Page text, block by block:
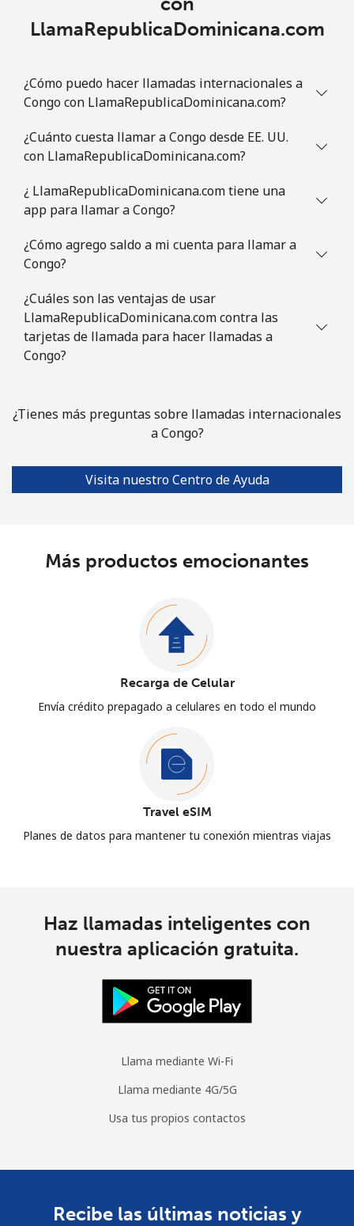
LlamaRepublicaDominicana.com
¿Cómo puedo hacer llamadas internacionales a
Congo con LlamaRepublicaDominicana.com?
¿Cuánto cuesta llamar a Congo desde EE. UU.
con LlamaRepublicaDominicana.com?
¿ LlamaRepublicaDominicana.com tiene una
app para llamar a Congo?
¿Cómo agrego saldo a mi cuenta para llamar a
Congo?
¿Cuáles son las ventajas de usar
LlamaRepublicaDominicana.com contra las
tarjetas de llamada para hacer llamadas a
Congo?
¿Tienes más preguntas sobre llamadas internacionales
a Congo?
Visita nuestro Centro de Ayuda
Más productos emocionantes
Recarga de Celular
Envía crédito prepagado a celulares en todo el mundo
Travel eSIM
Planes de datos para mantener tu conexión mientras viajas
Haz llamadas inteligentes con
nuestra aplicación gratuita.
Llama mediante Wi-Fi
Llama mediante 4G/5G
Usa tus propios contactos
Recibe las últimas noticias y